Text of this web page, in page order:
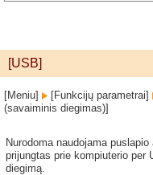
[USB]
[Meniu] [Funkcijų parametrai]
(savaiminis diegimas)]
Nurodoma naudojama
prijungtas prie kompiuterio per
diegimą.